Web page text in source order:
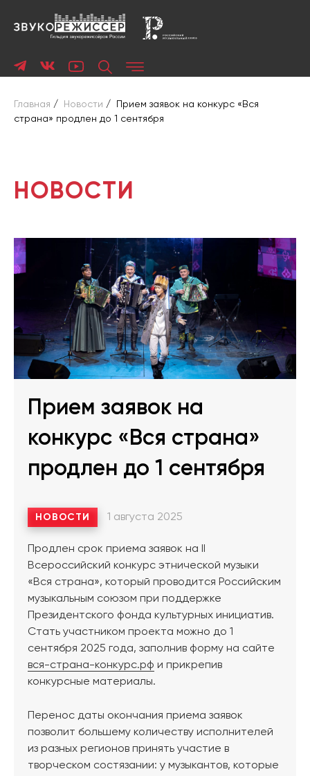
Главная / Новости /
Прием заявок на конкурс «Вся
страна» продлен до 1 сентября
НОВОСТИ
Прием заявок на
конкурс «Вся страна»
продлен до 1 сентября
НОВОСТИ 1 августа 2025
Продлен срок приема заявок на II
Всероссийский конкурс этнической музыки
«Вся страна», который проводится Российским
музыкальным союзом при поддержке
Президентского фонда культурных инициатив.
Стать участником проекта можно до 1
сентября 2025 года, заполнив форму на сайте
вся-страна-конкурс.рф и прикрепив
конкурсные материалы.
Перенос даты окончания приема заявок
позволит большему количеству исполнителей
из разных регионов принять участие в
творческом состязании: у музыкантов, которые